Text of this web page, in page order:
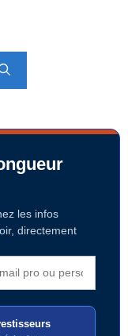
les infos
directement